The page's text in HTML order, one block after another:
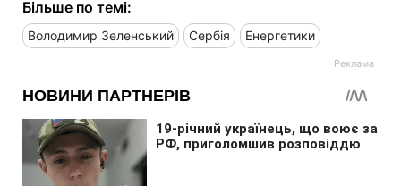
Більше по темі:
Володимир Зеленський Сербія Енергетики